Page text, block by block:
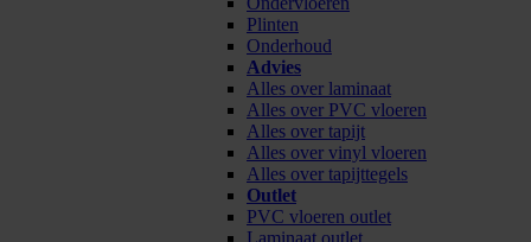
Plinten
Onderhoud
Advies
Alles over laminaat
Alles over PVC vloeren
Alles over tapijt
Alles over vinyl vloeren
Alles over tapijttegels
Outlet
PVC vloeren outlet
Laminaat outlet